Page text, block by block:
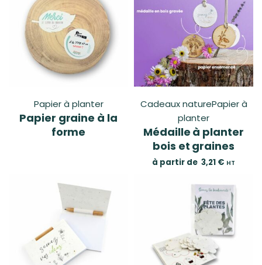
Papier à planter
Papier graine à la
forme
Cadeaux naturePapier à
planter
Médaille à planter
bois et graines
à partir de 3,21 € HT